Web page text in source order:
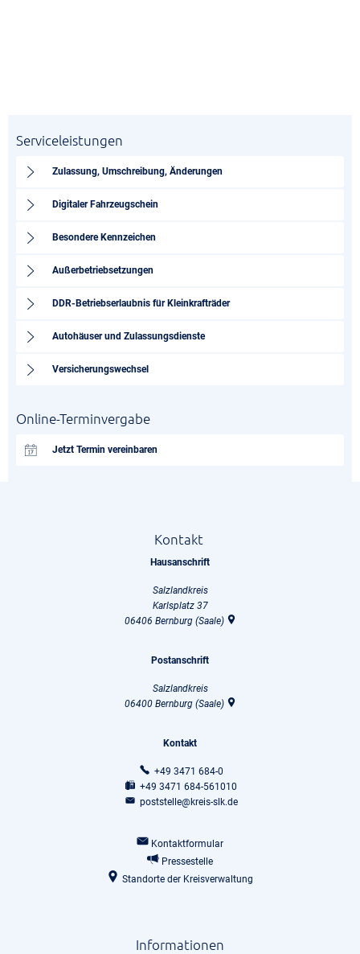
Serviceleistungen
Zulassung, Umschreibung, Änderungen
Digitaler Fahrzeugschein
Besondere Kennzeichen
Außerbetriebsetzungen
DDR-Betriebserlaubnis für Kleinkrafträder
Autohäuser und Zulassungsdienste
Versicherungswechsel
Online-Terminvergabe
Jetzt Termin vereinbaren
Kontakt
Hausanschrift
Salzlandkreis
Karlsplatz 37
06406 Bernburg (Saale)
Postanschrift
Salzlandkreis
06400 Bernburg (Saale)
Kontakt
+49 3471 684-0
+49 3471 684-561010
poststelle@kreis-slk.de
Kontaktformular
Pressestelle
Standorte der Kreisverwaltung
Informationen